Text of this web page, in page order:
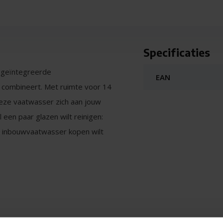
geïntegreerde
Met ruimte voor 14
vaatwasser zich aan jouw
een paar glazen wilt reinigen:
kopen wilt
Specificaties
EAN